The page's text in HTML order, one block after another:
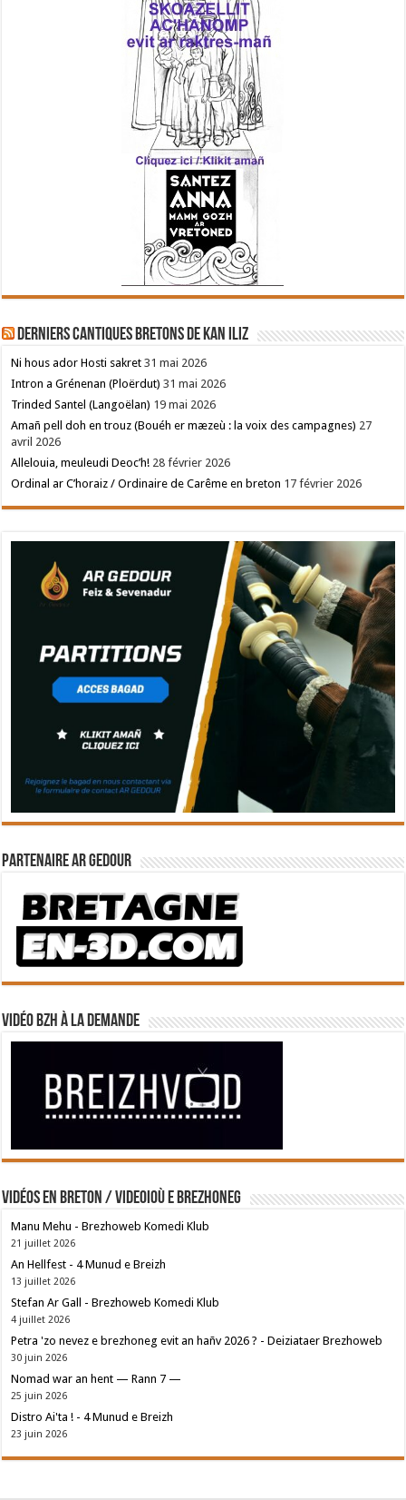
Derniers cantiques bretons de Kan Iliz
Ni hous ador Hosti sakret 31 mai 2026
Intron a Grénenan (Ploërdut) 31 mai 2026
Trinded Santel (Langoëlan) 19 mai 2026
Amañ pell doh en trouz (Bouéh er mæzeù : la voix des campagnes) 27
avril 2026
Allelouia, meuleudi Deoc’h! 28 février 2026
Ordinal ar C’horaiz / Ordinaire de Carême en breton 17 février 2026
Partenaire Ar Gedour
Vidéo BZH à la demande
Vidéos en breton / Videoioù e brezhoneg
Manu Mehu - Brezhoweb Komedi Klub
21 juillet 2026
An Hellfest - 4 Munud e Breizh
13 juillet 2026
Stefan Ar Gall - Brezhoweb Komedi Klub
4 juillet 2026
Petra 'zo nevez e brezhoneg evit an hañv 2026 ? - Deiziataer Brezhoweb
30 juin 2026
Nomad war an hent — Rann 7 —
25 juin 2026
Distro Ai'ta ! - 4 Munud e Breizh
23 juin 2026